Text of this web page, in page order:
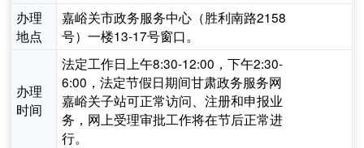
办理
地点
嘉峪关市政务服务中心（胜利南路2158
号）一楼13-17号窗口。
办理
时间
法定工作日上午8:30-12:00，下午2:30-
6:00，法定节假日期间甘肃政务服务网
嘉峪关子站可正常访问、注册和申报业
务，网上受理审批工作将在节后正常进
行。